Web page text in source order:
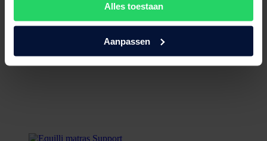
Alles toestaan
Aanpassen